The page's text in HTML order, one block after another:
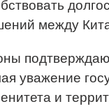
между
уважение
и